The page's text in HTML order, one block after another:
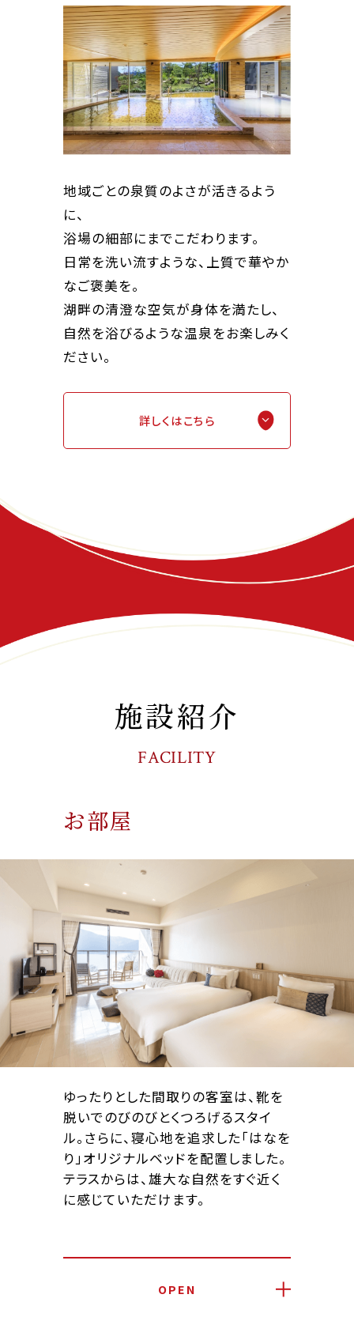
地域ごとの泉質のよさが活きるよう
に、
浴場の細部にまでこだわります。
日常を洗い流すような、上質で華やか
なご褒美を。
湖畔の清澄な空気が身体を満たし、
自然を浴びるような温泉をお楽しみく
ださい。
詳しくはこちら
施設紹介
FACILITY
お部屋
ゆったりとした間取りの客室は、靴を
脱いでのびのびとくつろげるスタイ
ル。さらに、寝心地を追求した「はなを
り」オリジナルベッドを配置しました。
テラスからは、雄大な自然をすぐ近く
に感じていただけます。
OPEN